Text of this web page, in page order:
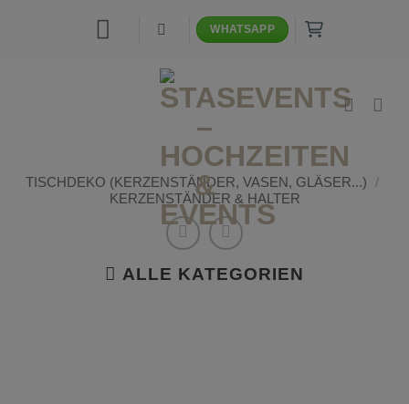
WHATSAPP
TISCHDEKO (KERZENSTÄNDER, VASEN, GLÄSER...)
/
KERZENSTÄNDER & HALTER
ALLE KATEGORIEN